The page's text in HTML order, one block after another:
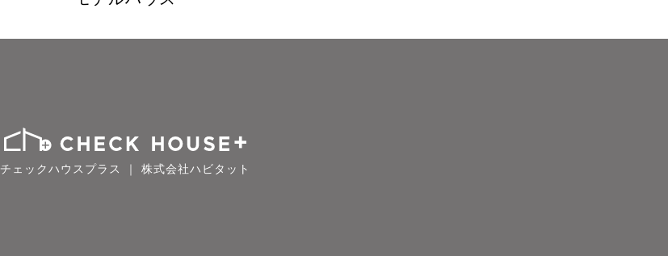
チェックハウスプラス ｜ 株式会社ハビタット